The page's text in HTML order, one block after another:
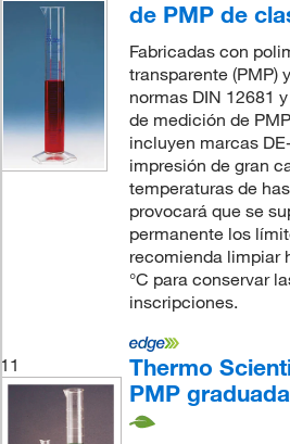
de PMP de
Fabricadas con
transparente (PMP)
normas DIN 12681
de medición de
incluyen marcas
impresión de gran
temperaturas de
provocará que se
permanente los
recomienda limpiar
°C para conservar
inscripciones.
11
Thermo
PMP